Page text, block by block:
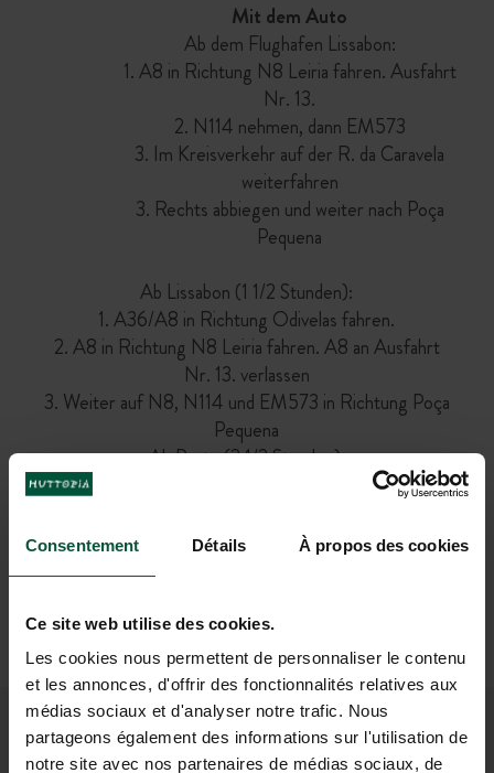
Consentement Détails À propos des cookies
Ce site web utilise des cookies.
Les cookies nous permettent de personnaliser le contenu
et les annonces, d'offrir des fonctionnalités relatives aux
médias sociaux et d'analyser notre trafic. Nous
partageons également des informations sur l'utilisation de
notre site avec nos partenaires de médias sociaux, de
Mit dem Auto
Ab dem Flughafen Lissabon:
1. A8 in Richtung N8 Leiria fahren. Ausfahrt
Nr. 13.
2. N114 nehmen, dann EM573
3. Im Kreisverkehr auf der R. da Caravela
weiterfahren
3. Rechts abbiegen und weiter nach Poça
Pequena
Ab Lissabon (1 1/2 Stunden):
1. A36/A8 in Richtung Odivelas fahren.
2. A8 in Richtung N8 Leiria fahren. A8 an Ausfahrt
Nr. 13. verlassen
3. Weiter auf N8, N114 und EM573 in Richtung Poça
Pequena
Ab Porto (2 1/2 Stunden):
1. A1 nehmen und Praça de Mouzinho de Albuquerque
2. Weiter auf A1, A17 und A8 in Richtung N360
Principal, EM573 und R. da Caravela nach Poça
Pequena nehmen.
TRETEN SIE UNSERER